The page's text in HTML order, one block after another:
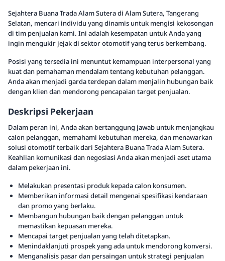
Sejahtera Buana Trada Alam Sutera di Alam Sutera, Tangerang
Selatan, mencari individu yang dinamis untuk mengisi kekosongan
di tim penjualan kami. Ini adalah kesempatan untuk Anda yang
ingin mengukir jejak di sektor otomotif yang terus berkembang.
Posisi yang tersedia ini menuntut kemampuan interpersonal yang
kuat dan pemahaman mendalam tentang kebutuhan pelanggan.
Anda akan menjadi garda terdepan dalam menjalin hubungan baik
dengan klien dan mendorong pencapaian target penjualan.
Deskripsi Pekerjaan
Dalam peran ini, Anda akan bertanggung jawab untuk menjangkau
calon pelanggan, memahami kebutuhan mereka, dan menawarkan
solusi otomotif terbaik dari Sejahtera Buana Trada Alam Sutera.
Keahlian komunikasi dan negosiasi Anda akan menjadi aset utama
dalam pekerjaan ini.
Melakukan presentasi produk kepada calon konsumen.
Memberikan informasi detail mengenai spesifikasi kendaraan
dan promo yang berlaku.
Membangun hubungan baik dengan pelanggan untuk
memastikan kepuasan mereka.
Mencapai target penjualan yang telah ditetapkan.
Menindaklanjuti prospek yang ada untuk mendorong konversi.
Menganalisis pasar dan persaingan untuk strategi penjualan